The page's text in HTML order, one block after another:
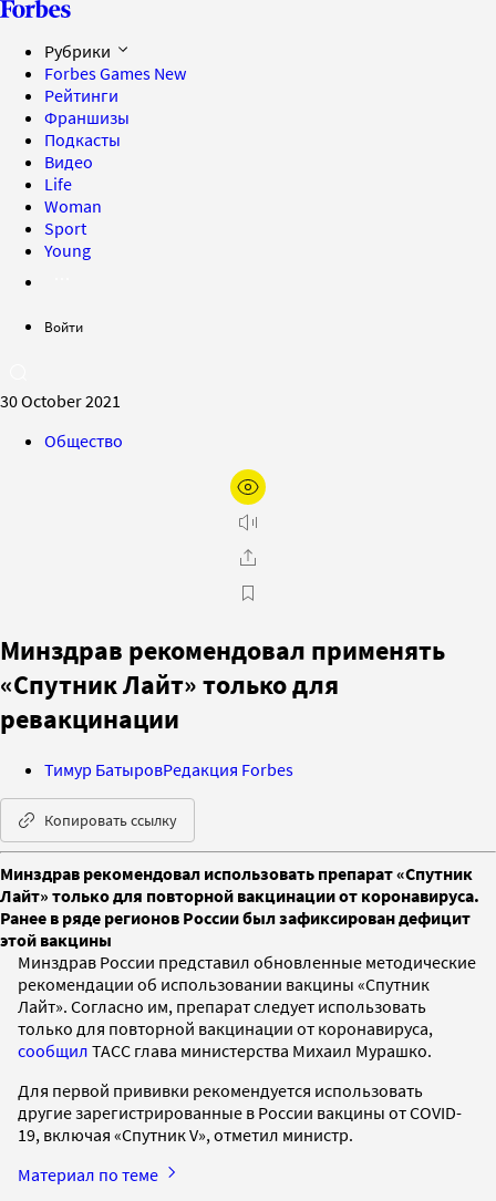
Рубрики
Forbes Games New
Рейтинги
Франшизы
Подкасты
Видео
Life
Woman
Sport
Young
Войти
30 October 2021
Общество
Минздрав рекомендовал применять
«Спутник Лайт» только для
ревакцинации
Тимур БатыровРедакция Forbes
Копировать ссылку
Минздрав рекомендовал использовать препарат «Спутник
Лайт» только для повторной вакцинации от коронавируса.
Ранее в ряде регионов России был зафиксирован дефицит
этой вакцины
Минздрав России представил обновленные методические
рекомендации об использовании вакцины «Спутник
Лайт». Согласно им, препарат следует использовать
только для повторной вакцинации от коронавируса,
сообщил ТАСС глава министерства Михаил Мурашко.
Для первой прививки рекомендуется использовать
другие зарегистрированные в России вакцины от COVID-
19, включая «Спутник V», отметил министр.
Материал по теме